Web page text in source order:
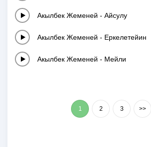
Акылбек Жеменей - Айсулу
Акылбек Жеменей - Еркелетейин
Акылбек Жеменей - Мейли
1 2 3 >>